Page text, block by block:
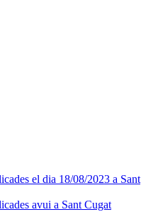
el dia 18/08/2023 a Sant
avui a Sant Cugat